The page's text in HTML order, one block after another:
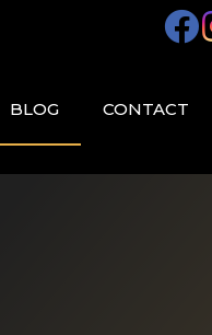
BLOG CONTACT